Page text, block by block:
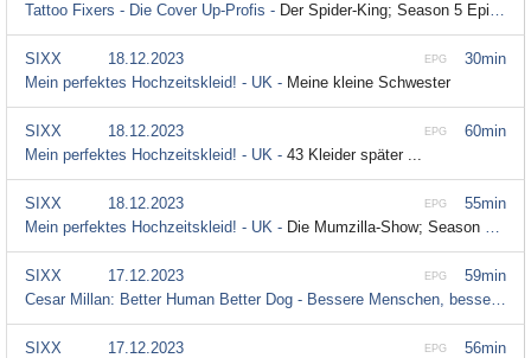
Tattoo Fixers - Die Cover Up-Profis - Der Spider-King; Season 5 Episode 13
30min
EPG
SIXX
18.12.2023
Mein perfektes Hochzeitskleid! - UK - Meine kleine Schwester
60min
EPG
SIXX
18.12.2023
Mein perfektes Hochzeitskleid! - UK - 43 Kleider später ...
55min
EPG
SIXX
18.12.2023
Mein perfektes Hochzeitskleid! - UK - Die Mumzilla-Show; Season 3 Episode 37
59min
EPG
SIXX
17.12.2023
Cesar Millan: Better Human Better Dog - Bessere Menschen, bessere Hunde -
56min
EPG
SIXX
17.12.2023